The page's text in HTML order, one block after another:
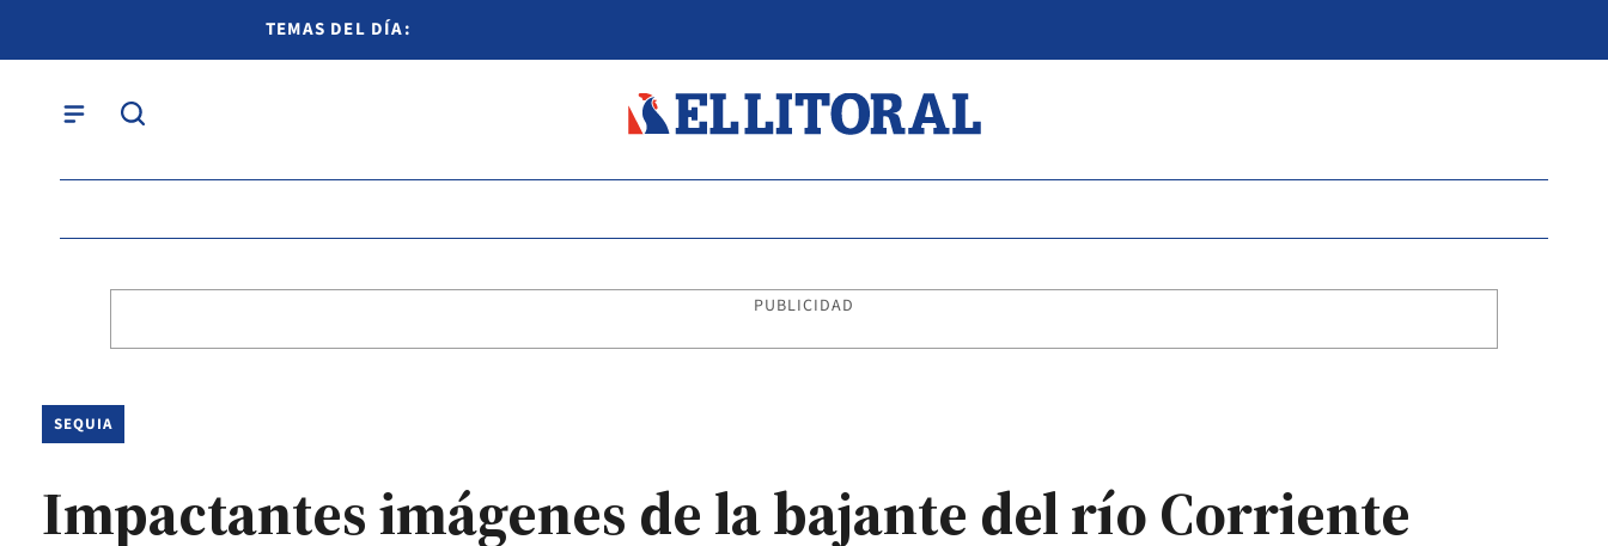
TEMAS DEL DÍA:
PUBLICIDAD
SEQUIA
Impactantes imágenes de la bajante del río Corriente